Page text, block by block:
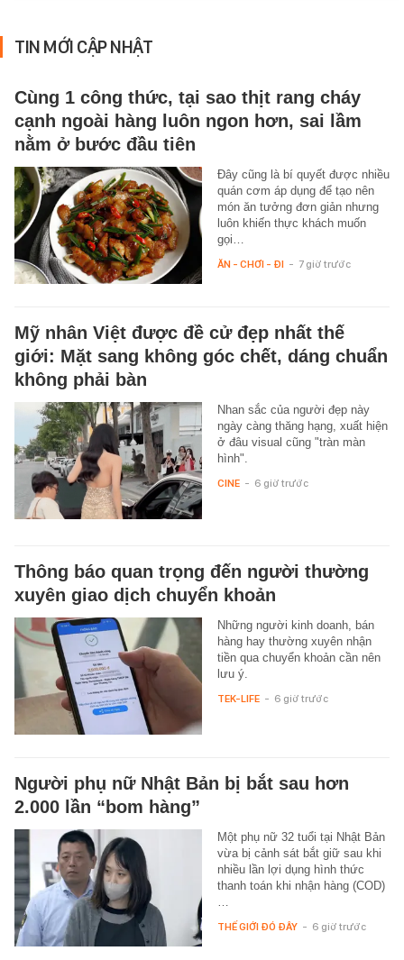
TIN MỚI CẬP NHẬT
Cùng 1 công thức, tại sao thịt rang cháy
cạnh ngoài hàng luôn ngon hơn, sai lầm
nằm ở bước đầu tiên
Đây cũng là bí quyết được nhiều
quán cơm áp dụng để tạo nên
món ăn tưởng đơn giản nhưng
luôn khiến thực khách muốn
gọi…
ĂN - CHƠI - ĐI - 7 giờ trước
Mỹ nhân Việt được đề cử đẹp nhất thế
giới: Mặt sang không góc chết, dáng chuẩn
không phải bàn
Nhan sắc của người đẹp này
ngày càng thăng hạng, xuất hiện
ở đâu visual cũng "tràn màn
hình".
CINE - 6 giờ trước
Thông báo quan trọng đến người thường
xuyên giao dịch chuyển khoản
Những người kinh doanh, bán
hàng hay thường xuyên nhận
tiền qua chuyển khoản cần nên
lưu ý.
TEK-LIFE - 6 giờ trước
Người phụ nữ Nhật Bản bị bắt sau hơn
2.000 lần “bom hàng”
Một phụ nữ 32 tuổi tại Nhật Bản
vừa bị cảnh sát bắt giữ sau khi
nhiều lần lợi dụng hình thức
thanh toán khi nhận hàng (COD)
…
THẾ GIỚI ĐÓ ĐÂY - 6 giờ trước